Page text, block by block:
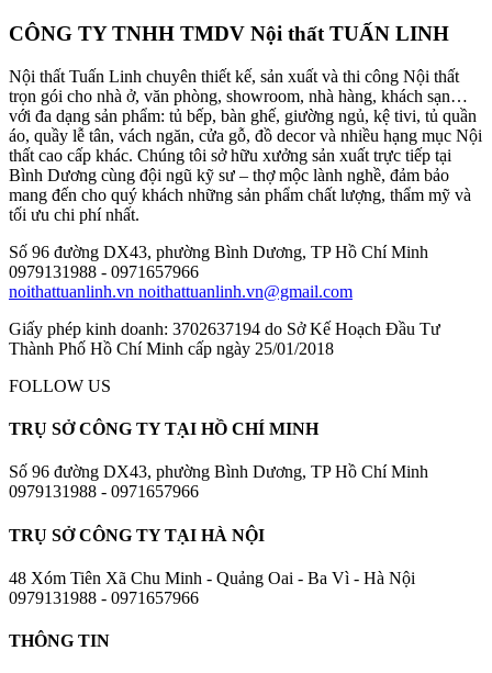
CÔNG TY TNHH TMDV Nội thất TUẤN LINH
Nội thất Tuấn Linh chuyên thiết kế, sản xuất và thi công Nội thất
trọn gói cho nhà ở, văn phòng, showroom, nhà hàng, khách sạn…
với đa dạng sản phẩm: tủ bếp, bàn ghế, giường ngủ, kệ tivi, tủ quần
áo, quầy lễ tân, vách ngăn, cửa gỗ, đồ decor và nhiều hạng mục Nội
thất cao cấp khác. Chúng tôi sở hữu xưởng sản xuất trực tiếp tại
Bình Dương cùng đội ngũ kỹ sư – thợ mộc lành nghề, đảm bảo
mang đến cho quý khách những sản phẩm chất lượng, thẩm mỹ và
tối ưu chi phí nhất.
Số 96 đường DX43, phường Bình Dương, TP Hồ Chí Minh
0979131988 - 0971657966
noithattuanlinh.vn noithattuanlinh.vn@gmail.com
Giấy phép kinh doanh: 3702637194 do Sở Kế Hoạch Đầu Tư
Thành Phố Hồ Chí Minh cấp ngày 25/01/2018
FOLLOW US
TRỤ SỞ CÔNG TY TẠI HỒ CHÍ MINH
Số 96 đường DX43, phường Bình Dương, TP Hồ Chí Minh
0979131988 - 0971657966
TRỤ SỞ CÔNG TY TẠI HÀ NỘI
48 Xóm Tiên Xã Chu Minh - Quảng Oai - Ba Vì - Hà Nội
0979131988 - 0971657966
THÔNG TIN